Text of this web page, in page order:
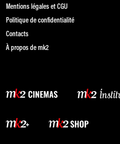
Mentions légales et CGU
Politique de confidentialité
Contacts
À propos de mk2